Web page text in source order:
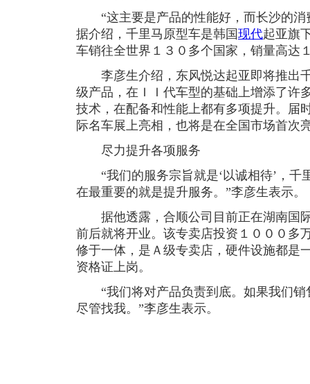
“这主要是产品的性能好，而长沙的消
据介绍，千里马原型车是韩国现代起亚旗
车销往全世界１３０多个国家，销量高达
李彦生介绍，东风悦达起亚即将推出
级产品，在ＩＩ代车型的基础上增添了许
技术，在配备和性能上都有多项提升。届
际名车展上亮相，也将是在全国市场首次
尽力提升各项服务
“我们的服务宗旨就是‘以诚相待’，千
在最重要的就是提升服务。”李彦生表示。
据他透露，合顺公司目前正在湖南国
前后就将开业。该专卖店投资１０００多
修于一体，是Ａ级专卖店，硬件设施都是
资格证上岗。
“我们将对产品负责到底。如果我们销
尽管找我。”李彦生表示。